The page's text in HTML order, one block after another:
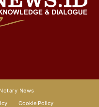
News
Cookie Policy